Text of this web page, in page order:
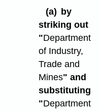
(a) by
striking out
"Department
of Industry,
Trade and
Mines" and
substituting
"Department